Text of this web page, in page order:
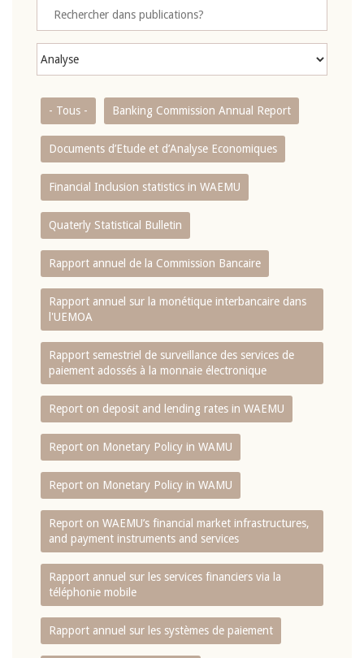
- Tous - Banking Commission Annual Report
Documents d’Etude et d’Analyse Economiques
Financial Inclusion statistics in WAEMU
Quaterly Statistical Bulletin
Rapport annuel de la Commission Bancaire
Rapport annuel sur la monétique interbancaire dans
l'UEMOA
Rapport semestriel de surveillance des services de
paiement adossés à la monnaie électronique
Report on deposit and lending rates in WAEMU
Report on Monetary Policy in WAMU
Report on Monetary Policy in WAMU
Report on WAEMU’s financial market infrastructures,
and payment instruments and services
Rapport annuel sur les services financiers via la
téléphonie mobile
Rapport annuel sur les systèmes de paiement